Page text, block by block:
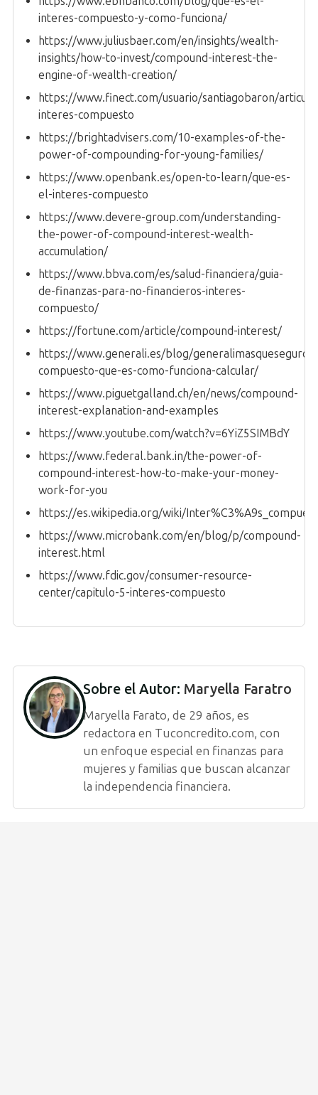
interes-compuesto-y-como-funciona/
https://www.juliusbaer.com/en/insights/wealth-
insights/how-to-invest/compound-interest-the-
engine-of-wealth-creation/
https://www.finect.com/usuario/santiagobaron/
interes-compuesto
https://brightadvisers.com/10-examples-of-the-
power-of-compounding-for-young-families/
https://www.openbank.es/open-to-learn/que-es-
el-interes-compuesto
https://www.devere-group.com/understanding-
the-power-of-compound-interest-wealth-
accumulation/
https://www.bbva.com/es/salud-financiera/guia-
de-finanzas-para-no-financieros-interes-
compuesto/
https://fortune.com/article/compound-interest/
https://www.generali.es/blog/
compuesto-que-es-como-funciona-calcular/
https://www.piguetgalland.ch/en/news/compound-
interest-explanation-and-examples
https://www.youtube.com/watch?v=6YiZ5SIMBdY
https://www.federal.bank.in/the-power-of-
compound-interest-how-to-make-your-money-
work-for-you
https://es.wikipedia.org/wiki/
https://www.microbank.com/en/blog/p/compound-
interest.html
https://www.fdic.gov/consumer-resource-
center/capitulo-5-interes-compuesto
Sobre el Autor: Maryella Faratro
Maryella Farato, de 29 años, es
redactora en Tuconcredito.com, con
un enfoque especial en finanzas para
mujeres y familias que buscan alcanzar
la independencia financiera.